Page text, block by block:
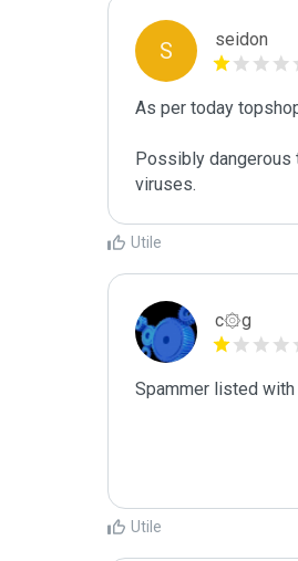
S seidon
As per today
Possibly
Utile
c۞g
Spammer listed
Utile